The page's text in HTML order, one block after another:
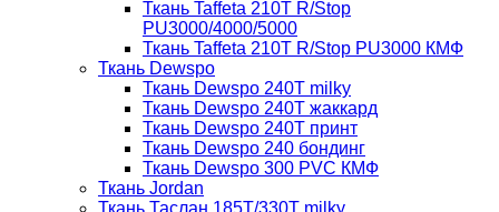
Ткань Taffeta 210Т R/Stop
PU3000/4000/5000
Ткань Taffeta 210Т R/Stop PU3000 КМФ
Ткань Dewspo
Ткань Dewspo 240Т milky
Ткань Dewspo 240T жаккард
Ткань Dewspo 240Т принт
Ткань Dewspo 240 бондинг
Ткань Dewspo 300 PVC КМФ
Ткань Jordan
Ткань Таслан 185T/330T milky